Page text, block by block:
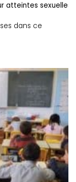
atteintes sexuelles
dans ce